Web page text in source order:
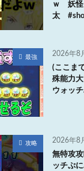
ｗ 妖怪
太
最強 2026年8
(ここま
殊能力
ウォッ
攻略 2026年8
無特攻
ッチぷ